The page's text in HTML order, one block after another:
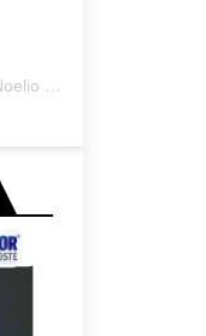
Um post compartilhado por Soldado Noelio (@soldadonoelio)